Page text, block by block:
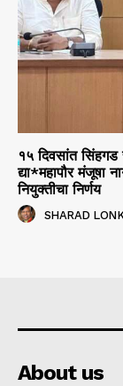
१५ दिवसांत सिंहगड
द्या*महापौर मंजूषा
नियुक्तीचा निर्णय
SHARAD
About us